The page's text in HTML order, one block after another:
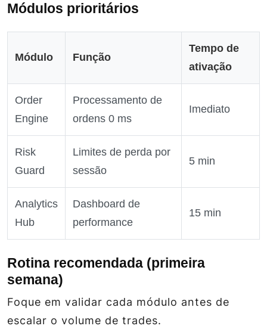
Módulos prioritários
Módulo Função
Tempo de
ativação
Order
Engine
Processamento de
ordens 0 ms
Imediato
Risk
Guard
Limites de perda por
sessão
5 min
Analytics
Hub
Dashboard de
performance
15 min
Rotina recomendada (primeira
semana)
Foque em validar cada módulo antes de
escalar o volume de trades.